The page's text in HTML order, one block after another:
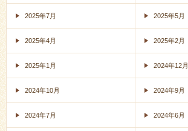
2025年7月 2025年5月
2025年4月 2025年2月
2025年1月 2024年12月
2024年10月 2024年9月
2024年7月 2024年6月